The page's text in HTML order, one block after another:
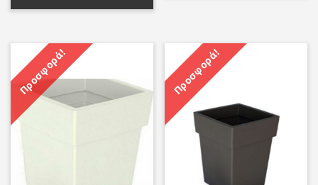
Προσφορά! Προσφορά!